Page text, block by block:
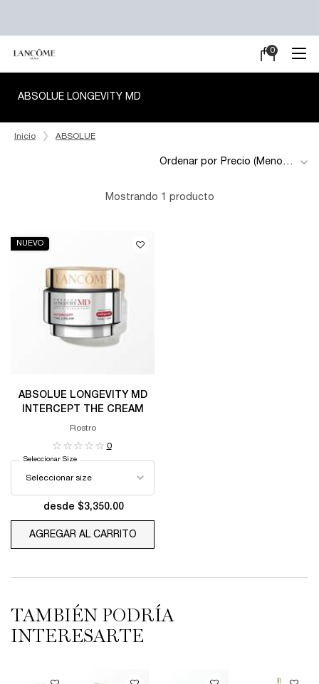
Mi
0
0 producto
ABSOLUE LONGEVITY MD
Inicio ABSOLUE
Ordenar por
Mostrando 1 producto
NUEVO
ABSOLUE LONGEVITY MD
INTERCEPT THE CREAM
Rostro
0
Seleccionar Size
desde $3,350.00
AGREGAR AL CARRITO
TAMBIÉN PODRÍA
INTERESARTE